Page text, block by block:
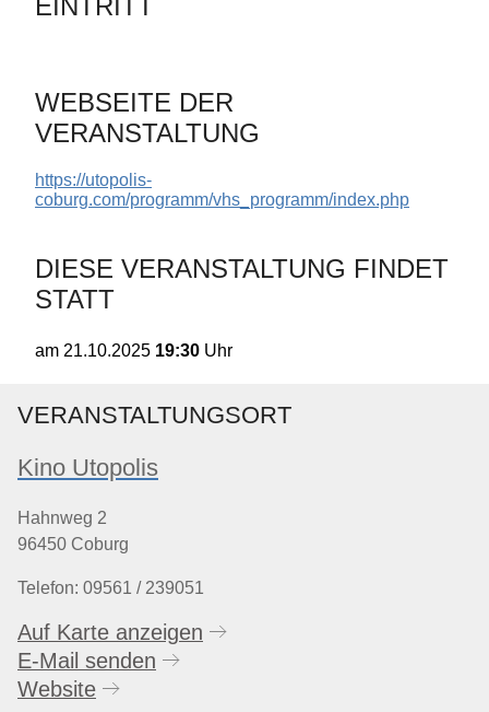
EINTRITT
WEBSEITE DER
VERANSTALTUNG
https://utopolis-
coburg.com/programm/vhs_programm/index.php
DIESE VERANSTALTUNG FINDET
STATT
am 21.10.2025 19:30 Uhr
VERANSTALTUNGSORT
Kino Utopolis
Hahnweg 2
96450 Coburg
Telefon: 09561 / 239051
Auf Karte anzeigen
E-Mail senden
Website